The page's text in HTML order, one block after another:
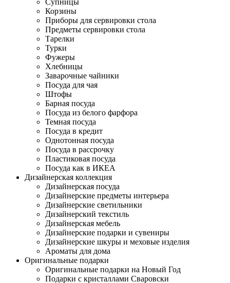
Супницы
Корзины
Приборы для сервировки стола
Предметы сервировки стола
Тарелки
Турки
Фужеры
Хлебницы
Заварочные чайники
Посуда для чая
Штофы
Барная посуда
Посуда из белого фарфора
Темная посуда
Посуда в кредит
Однотонная посуда
Посуда в рассрочку
Пластиковая посуда
Посуда как в ИКЕА
Дизайнерская коллекция
Дизайнерская посуда
Дизайнерские предметы интерьера
Дизайнерские светильники
Дизайнерский текстиль
Дизайнерская мебель
Дизайнерские подарки и сувениры
Дизайнерские шкуры и меховые изделия
Ароматы для дома
Оригинальные подарки
Оригинальные подарки на Новый Год
Подарки с кристаллами Сваровски